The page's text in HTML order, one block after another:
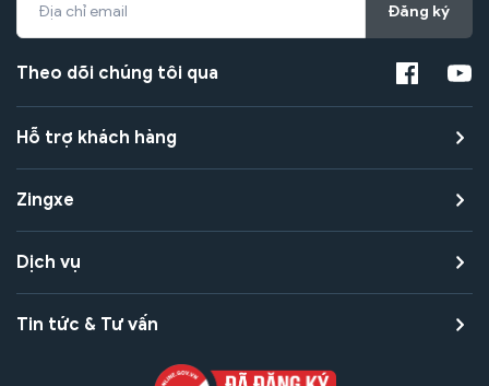
Đăng ký
Theo dõi chúng tôi qua
Hỗ trợ khách hàng
Zingxe
Dịch vụ
Tin tức & Tư vấn